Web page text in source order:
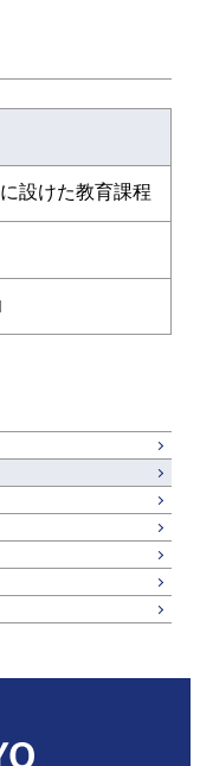
設けた教育課程